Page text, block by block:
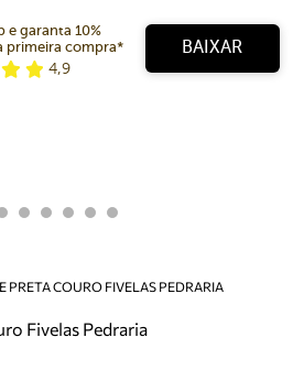
e garanta 10%
primeira compra*
4,9
BAIXAR
PRETA COURO FIVELAS PEDRARIA
Fivelas Pedraria